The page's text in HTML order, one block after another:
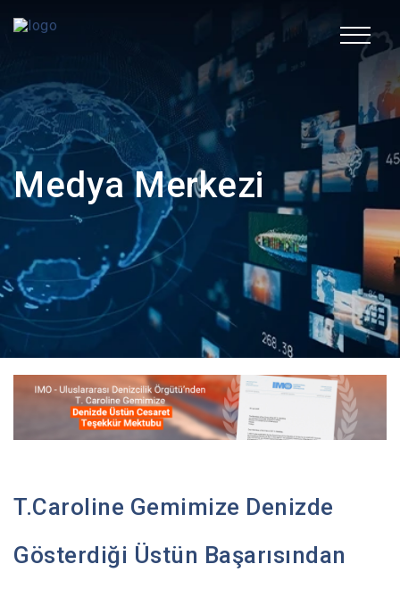
EN
Kurumsal
Faaliyet Alanları
Sürdürülebilirlik
Medya Merkezi
İletişim
Medya Merkezi
T.Caroline Gemimize Denizde
Gösterdiği Üstün Başarısından